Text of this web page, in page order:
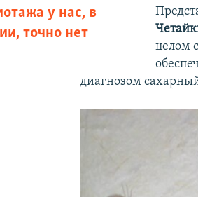
у нас, в
точно нет
целом
диагнозом